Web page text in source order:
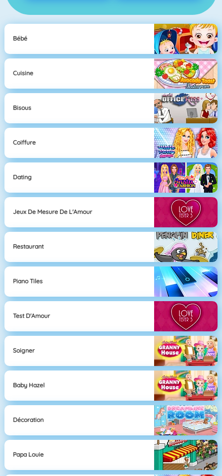
Bébé
Cuisine
Bisous
Coiffure
Dating
Jeux De Mesure De L'Amour
Restaurant
Piano Tiles
Test D'Amour
Soigner
Baby Hazel
Décoration
Papa Louie